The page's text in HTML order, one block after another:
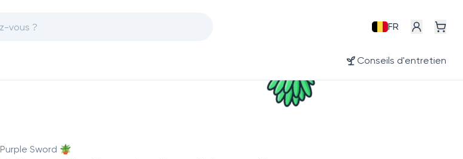
FR
Conseils d'entretien
Purple Sword 🪴